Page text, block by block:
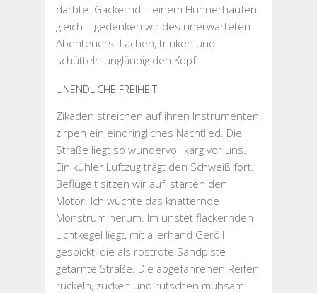
darbte. Gackernd – einem Hühnerhaufen
gleich – gedenken wir des unerwarteten
Abenteuers. Lachen, trinken und
schütteln ungläubig den Kopf.
UNENDLICHE FREIHEIT
Zikaden streichen auf ihren Instrumenten,
zirpen ein eindringliches Nachtlied. Die
Straße liegt so wundervoll karg vor uns.
Ein kühler Luftzug trägt den Schweiß fort.
Beflügelt sitzen wir auf, starten den
Motor. Ich wuchte das knatternde
Monstrum herum. Im unstet flackernden
Lichtkegel liegt, mit allerhand Geröll
gespickt, die als rostrote Sandpiste
getarnte Straße. Die abgefahrenen Reifen
ruckeln, zucken und rutschen mühsam